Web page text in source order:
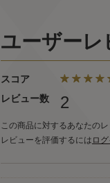
ユーザーレ
スコア
レビュー数
2
この商品に対するあなたの
レビューを評価するには ロ